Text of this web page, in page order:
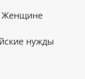
подробно
Женщине
нужды